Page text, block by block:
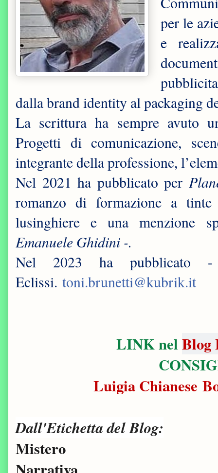
per le
e
dalla brand identity al packaging
La scrittura ha sempre avuto
Progetti di comunicazione,
integrante della professione,
Nel 2021 ha pubblicato per
romanzo di formazione a
lusinghiere e una menzione
Emanuele Ghidini -.
Nel 2023 ha
Eclissi. toni.brunetti@kubrik.it
LINK nel Blog
Luigia Chianese
Dall'Etichetta del Blog:
Mistero